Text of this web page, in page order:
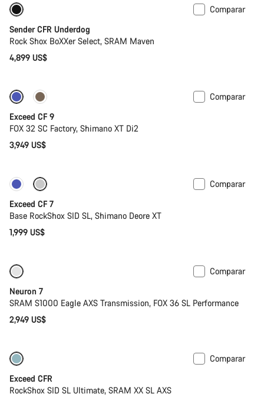
Comparar
Sender CFR Underdog
Rock Shox BoXXer Select, SRAM Maven
4,899 US$
Tija telescópica
Comparar
Exceed CF 9
FOX 32 SC Factory, Shimano XT Di2
3,949 US$
Nuevo
Comparar
Exceed CF 7
Base RockShox SID SL, Shimano Deore XT
1,999 US$
Comparar
Neuron 7
SRAM S1000 Eagle AXS Transmission, FOX 36 SL Performance
2,949 US$
Comparar
Exceed CFR
RockShox SID SL Ultimate, SRAM XX SL AXS